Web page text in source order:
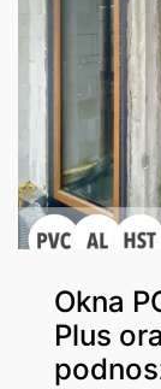
Okna
Plus